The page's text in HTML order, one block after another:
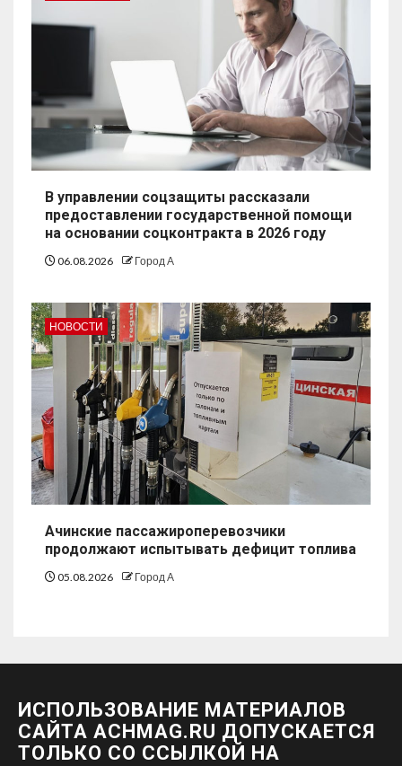
В управлении соцзащиты рассказали
предоставлении государственной помощи
на основании соцконтракта в 2026 году
06.08.2026 Город А
НОВОСТИ
Ачинские пассажироперевозчики
продолжают испытывать дефицит топлива
05.08.2026 Город А
ИСПОЛЬЗОВАНИЕ МАТЕРИАЛОВ
САЙТА ACHMAG.RU ДОПУСКАЕТСЯ
ТОЛЬКО СО ССЫЛКОЙ НА